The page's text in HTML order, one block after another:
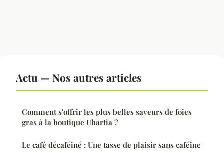
Actu — Nos autres articles
Comment s'offrir les plus belles saveurs de foies
gras à la boutique Uhartia ?
Le café décaféiné : Une tasse de plaisir sans caféine